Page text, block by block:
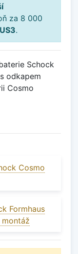
za 8 000
.
Schock
odkapem
Cosmo
Cosmo
Formhaus
montáž